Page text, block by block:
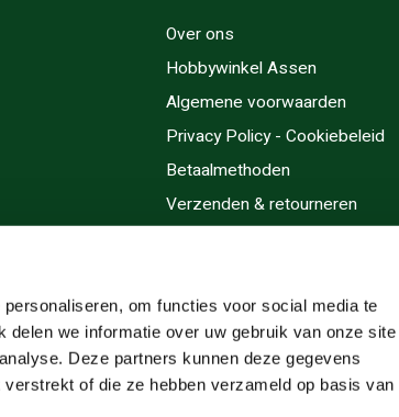
om functies voor social media te
we informatie over uw gebruik van onze site
Deze partners kunnen deze gegevens
of die ze hebben verzameld op basis van
Over ons
Hobbywinkel Assen
Algemene voorwaarden
Privacy Policy - Cookiebeleid
Betaalmethoden
Verzenden & retourneren
Cadeaubonnen
Inlijsten
Servicegebieden